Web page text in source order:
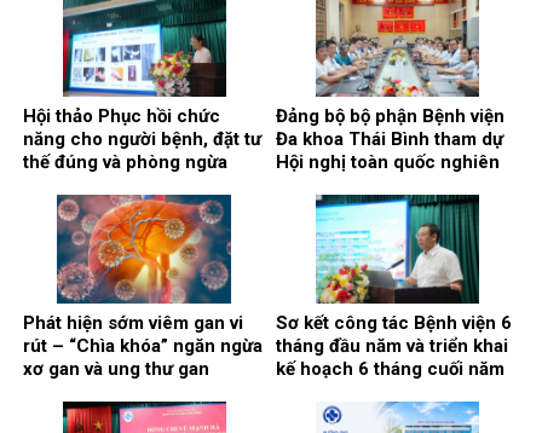
Hội thảo Phục hồi chức
năng cho người bệnh, đặt tư
thế đúng và phòng ngừa
Đảng bộ bộ phận Bệnh viện
Đa khoa Thái Bình tham dự
Hội nghị toàn quốc nghiên
triển khai thực hiện Nghị
quyết Hội nghị lần thứ ba
Ban chấp hành Trung ương
Đảng khóa XIV
Phát hiện sớm viêm gan vi
rút – “Chìa khóa” ngăn ngừa
xơ gan và ung thư gan
Sơ kết công tác Bệnh viện 6
tháng đầu năm và triển khai
kế hoạch 6 tháng cuối năm